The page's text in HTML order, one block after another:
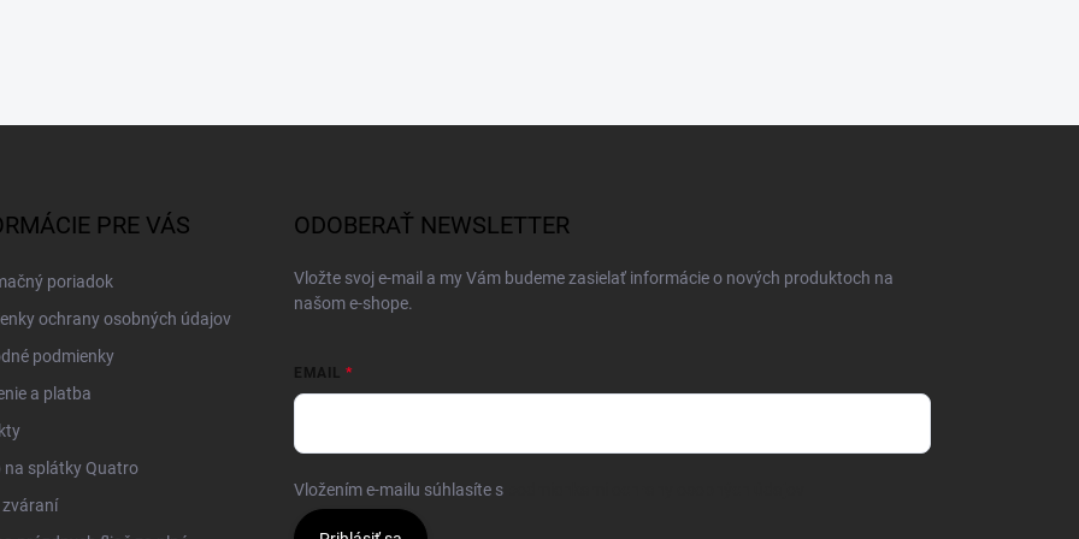
PRE VÁS
poriadok
ochrany osobných údajov
podmienky
a platba
na splátky Quatro
zváraní
ODOBERAŤ NEWSLETTER
Vložte svoj e-mail a my Vám budeme zasielať informácie o nových produktoch na
našom e-shope.
EMAIL
Vložením e-mailu súhlasíte s